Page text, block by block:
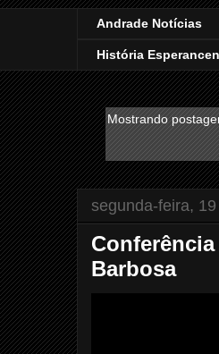
Andrade Notícias
História
Mostrando
segunda-feira,
Barbosa